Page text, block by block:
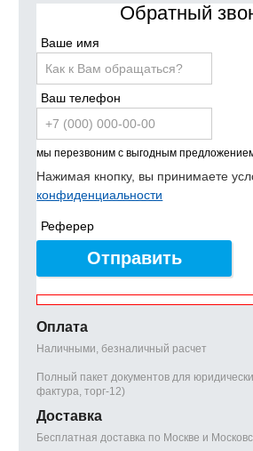
Обратный
Ваше имя
Ваш телефон
мы перезвоним с выгодным
Нажимая кнопку, вы принимаете
конфиденциальности
Реферер
Отправить
Оплата
Наличными, безналичный расчет
Полный пакет документов для
фактура, торг-12)
Доставка
Бесплатная доставка по Москве и